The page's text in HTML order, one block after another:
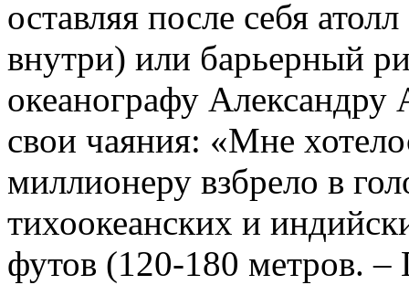
оставляя после себя
внутри) или барьерный
океанографу Александру
свои чаяния: «Мне
миллионеру взбрело в
тихоокеанских и
футов (120-180 метров.